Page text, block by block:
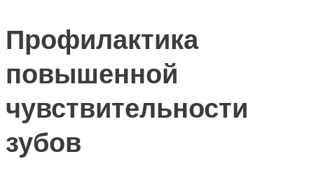
Профилактика
повышенной
чувствительности
зубов